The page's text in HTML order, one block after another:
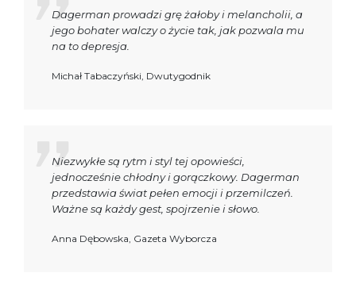
Dagerman prowadzi grę żałoby i melancholii, a
jego bohater walczy o życie tak, jak pozwala mu
na to depresja.
Michał Tabaczyński, Dwutygodnik
Niezwykłe są rytm i styl tej opowieści,
jednocześnie chłodny i gorączkowy. Dagerman
przedstawia świat pełen emocji i przemilczeń.
Ważne są każdy gest, spojrzenie i słowo.
Anna Dębowska, Gazeta Wyborcza